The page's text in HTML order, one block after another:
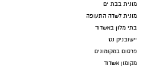
מונית בבת ים
מונית לשדה התעופה
בתי מלון באשדוד
יישובניק נט
פרסום במקומונים
מקומון אשדוד